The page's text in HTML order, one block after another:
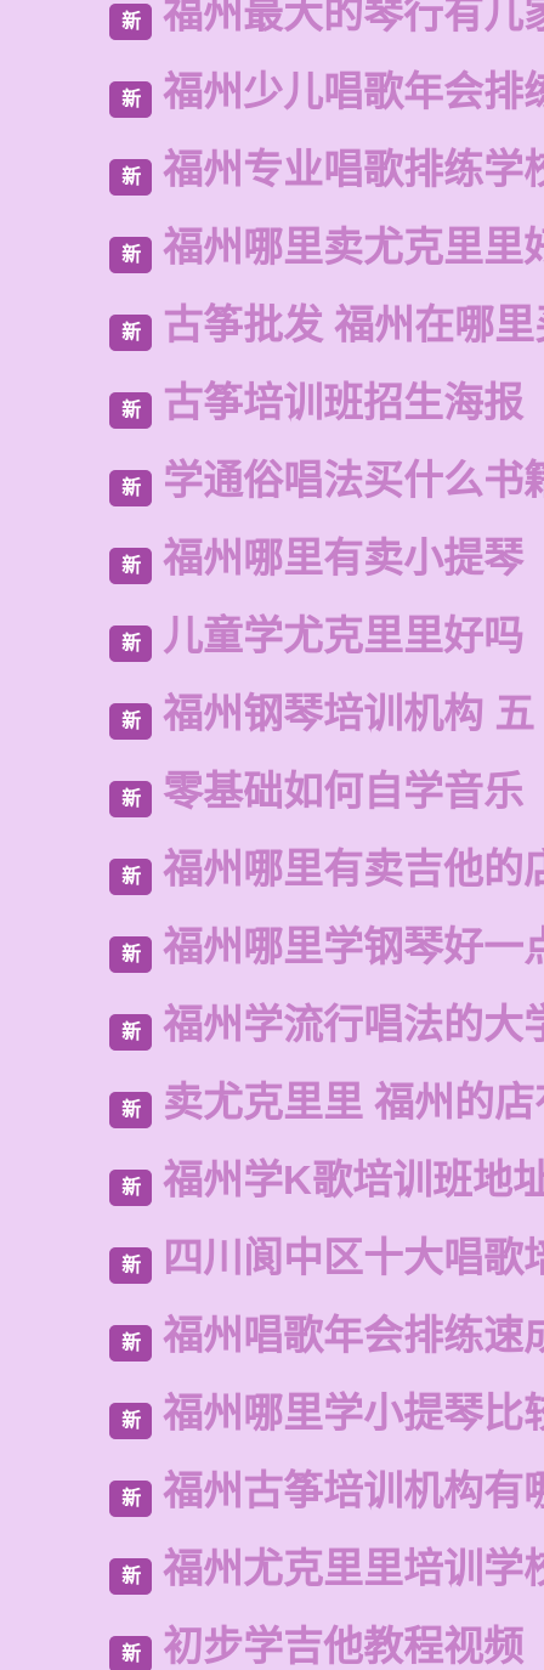
新 福州最大的琴行有几
新 福州少儿唱歌年会排
新 福州专业唱歌排练学
新 福州哪里卖尤克里里
新 古筝批发 福州在哪
新 古筝培训班招生海报
新 学通俗唱法买什么书
新 福州哪里有卖小提琴
新 儿童学尤克里里好吗
新 福州钢琴培训机构 五
新 零基础如何自学音乐
新 福州哪里有卖吉他的
新 福州哪里学钢琴好一
新 福州学流行唱法的大
新 卖尤克里里 福州的
新 福州学K歌培训班地
新 四川阆中区十大唱歌
新 福州唱歌年会排练速
新 福州哪里学小提琴比
新 福州古筝培训机构有
新 福州尤克里里培训学
新 初步学吉他教程视频